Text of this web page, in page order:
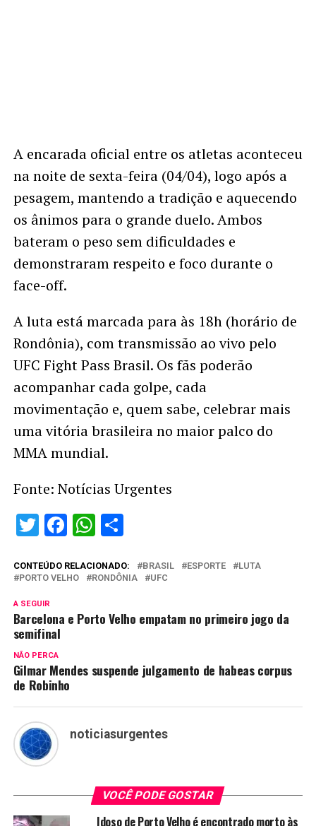
A encarada oficial entre os atletas aconteceu
na noite de sexta-feira (04/04), logo após a
pesagem, mantendo a tradição e aquecendo
os ânimos para o grande duelo. Ambos
bateram o peso sem dificuldades e
demonstraram respeito e foco durante o
face-off.
A luta está marcada para às 18h (horário de
Rondônia), com transmissão ao vivo pelo
UFC Fight Pass Brasil. Os fãs poderão
acompanhar cada golpe, cada
movimentação e, quem sabe, celebrar mais
uma vitória brasileira no maior palco do
MMA mundial.
Fonte: Notícias Urgentes
Twitter
Facebook
WhatsApp
Share
CONTEÚDO RELACIONADO: BRASIL ESPORTE
LUTA
PORTO VELHO
RONDÔNIA UFC
A SEGUIR
Barcelona e Porto Velho empatam no primeiro jogo da
semifinal
NÃO PERCA
Gilmar Mendes suspende julgamento de habeas corpus
de Robinho
noticiasurgentes
VOCÊ PODE GOSTAR
Idoso de Porto Velho é encontrado morto às